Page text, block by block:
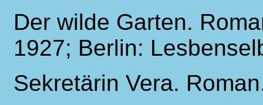
Der wilde Garten.
1927; Berlin:
Sekretärin Vera.